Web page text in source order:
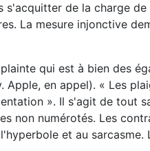
s'acquitter de la charge
La mesure injonctive
qui est à bien des
Apple, en appel). « Les
». Il s'agit de tout
non numérotés. Les
et au